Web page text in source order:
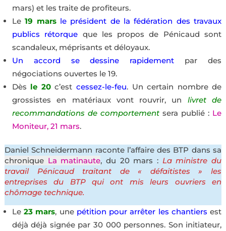
mars) et les traite de profiteurs.
Le19 mars le président de la fédération des travaux
publics rétorque que les propos de Pénicaud sont
scandaleux, méprisants et déloyaux.
Un accord se dessine rapidement par des
négociations ouvertes le 19.
Dès le 20c’estcessez-le-feu. Un certain nombre de
grossistes en matériaux vont rouvrir, un livret de
recommandations de comportementsera publié : Le
Moniteur, 21 mars.
Daniel Schneidermann raconte l’affaire des BTP dans sa
chronique La matinaute, du 20 mars : La ministre du
travail Pénicaud traitant de « défaitistes » les
entreprises du BTP qui ont mis leurs ouvriers en
chômage technique.
Le23 mars, une pétition pour arrêter les chantiers est
déjà déjà signée par 30 000 personnes. Son initiateur,